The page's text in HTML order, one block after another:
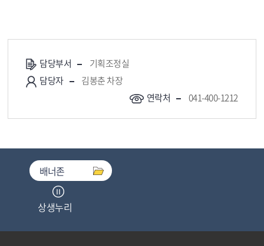
담당부서
기획조정실
담당자
김봉춘 차장
연락처
041-400-1212
배너존
상생누리